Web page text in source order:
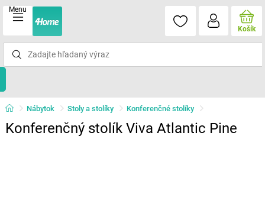
Menu
Košík
Nábytok Stoly a stolíky Konferenčné stolíky
Konferenčný stolík Viva Atlantic Pine